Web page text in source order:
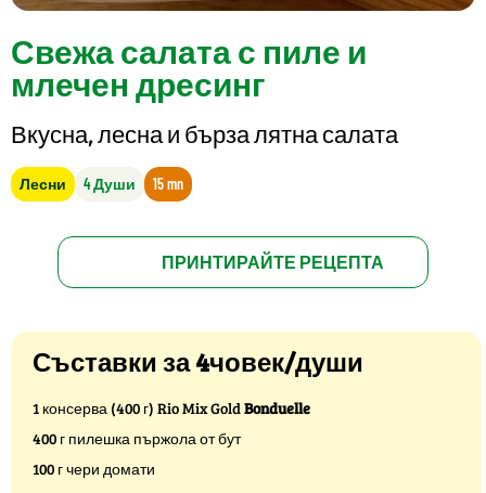
Свежа салата с пиле и
млечен дресинг
Вкусна, лесна и бърза лятна салата
Лесни 4 Души 15 mn
ПРИНТИРАЙТЕ РЕЦЕПТА
Съставки за 4човек/души
1 консерва (400 г) Rio Mix GoldBonduelle
400 г пилешка пържола от бут
100 г чери домати